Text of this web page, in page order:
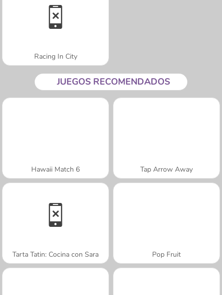
Racing In City
JUEGOS RECOMENDADOS
Hawaii Match 6 Tap Arrow Away
Tarta Tatin: Cocina con Sara Pop Fruit